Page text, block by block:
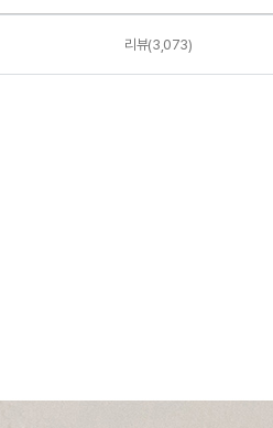
리뷰(3,073)